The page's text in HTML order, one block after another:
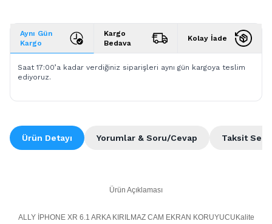
Aynı Gün
Kargo
Kargo
Bedava
Kolay İade
Saat 17:00’a kadar verdiğiniz siparişleri aynı gün kargoya teslim
ediyoruz.
Ürün Detayı Taksit
Yorumlar & Soru/Cevap
Ürün Açıklaması
ALLY İPHONE XR 6.1 ARKA KIRILMAZ CAM EKRAN KORUYUCUKalite